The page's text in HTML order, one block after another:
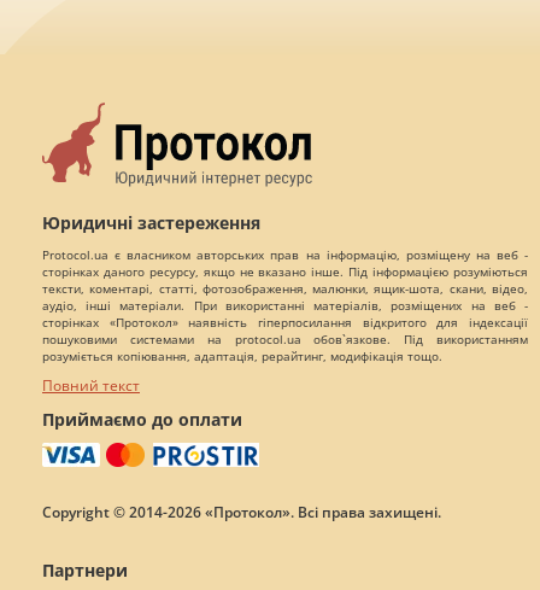
Юридичні застереження
Protocol.ua є власником авторських прав на інформацію, розміщену на веб -
сторінках даного ресурсу, якщо не вказано інше. Під інформацією розуміються
тексти, коментарі, статті, фотозображення, малюнки, ящик-шота, скани, відео,
аудіо, інші матеріали. При використанні матеріалів, розміщених на веб -
сторінках «Протокол» наявність гіперпосилання відкритого для індексації
пошуковими системами на protocol.ua обов`язкове. Під використанням
розуміється копіювання, адаптація, рерайтинг, модифікація тощо.
Повний текст
Приймаємо до оплати
Copyright © 2014-2026 «Протокол». Всі права захищені.
Партнери